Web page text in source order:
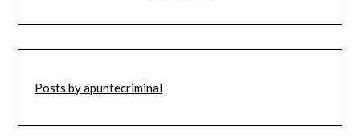
Posts by apuntecriminal